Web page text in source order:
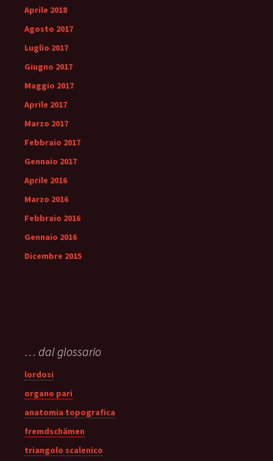
Aprile 2018
Agosto 2017
Luglio 2017
Giugno 2017
Maggio 2017
Aprile 2017
Marzo 2017
Febbraio 2017
Gennaio 2017
Aprile 2016
Marzo 2016
Febbraio 2016
Gennaio 2016
Dicembre 2015
… dal glossario
lordosi
organo pari
anatomia topografica
fremdschämen
triangolo scalenico